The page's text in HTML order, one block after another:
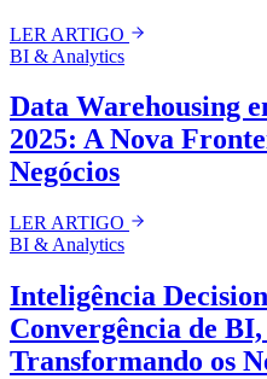
LER ARTIGO
BI & Analytics
Data Warehousing
2025: A Nova
Negócios
LER ARTIGO
BI & Analytics
Inteligência
Convergência de
Transformando os